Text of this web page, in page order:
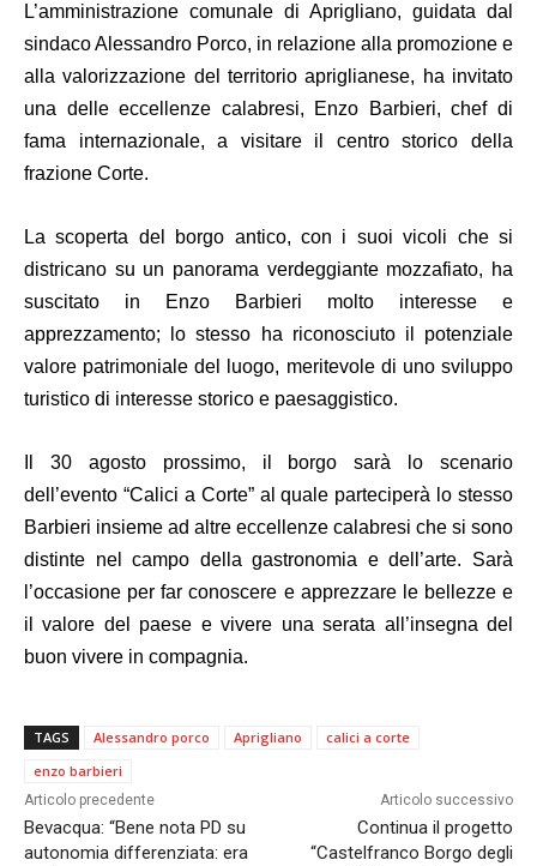
L’amministrazione comunale di Aprigliano, guidata dal
sindaco Alessandro Porco, in relazione alla promozione e
alla valorizzazione del territorio apriglianese, ha invitato
una delle eccellenze calabresi, Enzo Barbieri, chef di
fama internazionale, a visitare il centro storico della
frazione Corte.
La scoperta del borgo antico, con i suoi vicoli che si
districano su un panorama verdeggiante mozzafiato, ha
suscitato in Enzo Barbieri molto interesse e
apprezzamento; lo stesso ha riconosciuto il potenziale
valore patrimoniale del luogo, meritevole di uno sviluppo
turistico di interesse storico e paesaggistico.
Il 30 agosto prossimo, il borgo sarà lo scenario
dell’evento “Calici a Corte” al quale parteciperà lo stesso
Barbieri insieme ad altre eccellenze calabresi che si sono
distinte nel campo della gastronomia e dell’arte. Sarà
l’occasione per far conoscere e apprezzare le bellezze e
il valore del paese e vivere una serata all’insegna del
buon vivere in compagnia.
TAGS Alessandro porco Aprigliano
calici a corte
enzo barbieri
Articolo precedente
Bevacqua: “Bene nota PD su
autonomia differenziata: era
Articolo successivo
Continua il progetto
“Castelfranco Borgo degli